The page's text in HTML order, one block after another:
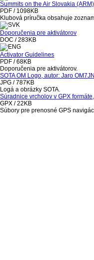
Summits on the Air Slovakia
PDF / 1098KB
Klubová príručka obsahuje
Doporučenia pre aktivátorov
DOC / 283KB
Activator Guidelines
PDF / 68KB
Doporučenia pre aktivátorov.
SOTA OM Logo, autor: Jaro OM7JN
JPG / 787KB
Logá a obrázky SOTA.
Súradnice vrcholov v GPX
GPX / 22KB
Súbory pre prenosné GPS